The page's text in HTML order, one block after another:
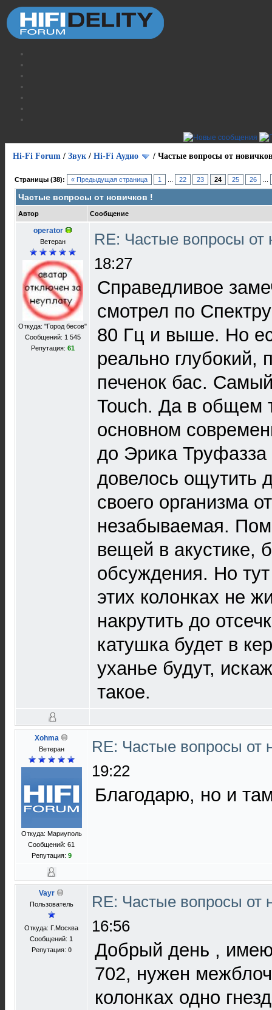
Hi-Fi Forum / Звук / Hi-Fi Аудио / Частые вопросы от
Страницы (38): « Предыдущая страница 1 22 23 24 25 26
Частые вопросы от новичков !
Автор Сообщение
operator
Ветеран
Откуда: "Город бесов"
Сообщений: 1 545
Репутация: 61
RE: Частые вопросы от
18:27
Справедливое
смотрел по
80 Гц и выше. Но
реально
печенок бас.
Touch. Да в общем
основном
до Эрика Труфазза
довелось ощутить
своего организма
незабываемая.
вещей в акустике,
обсуждения. Но
этих колонках не
накрутить до
катушка будет в
уханье будут,
такое.
Xohma
Ветеран
Откуда: Мариуполь
Сообщений: 61
Репутация: 9
RE: Частые вопросы от
19:22
Благодарю, но и
Vayr
Пользователь
Откуда: Г.Москва
Сообщений: 1
Репутация: 0
RE: Частые вопросы от
16:56
Добрый день ,
702, нужен
колонках одно